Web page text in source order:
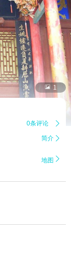
 1
0条评论 
简介 
地图 